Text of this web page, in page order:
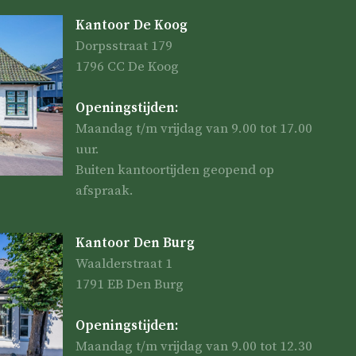
Kantoor De Koog
Dorpsstraat 179
1796 CC De Koog
Openingstijden:
Maandag t/m vrijdag van 9.00 tot 17.00
uur.
Buiten kantoortijden geopend op
afspraak.
Kantoor Den Burg
Waalderstraat 1
1791 EB Den Burg
Openingstijden:
Maandag t/m vrijdag van 9.00 tot 12.30